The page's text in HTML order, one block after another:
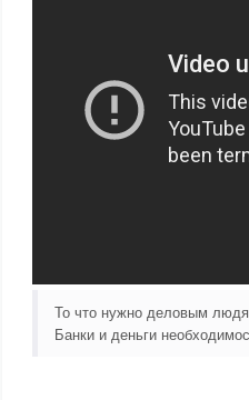
То что нужно деловым
Банки и деньги